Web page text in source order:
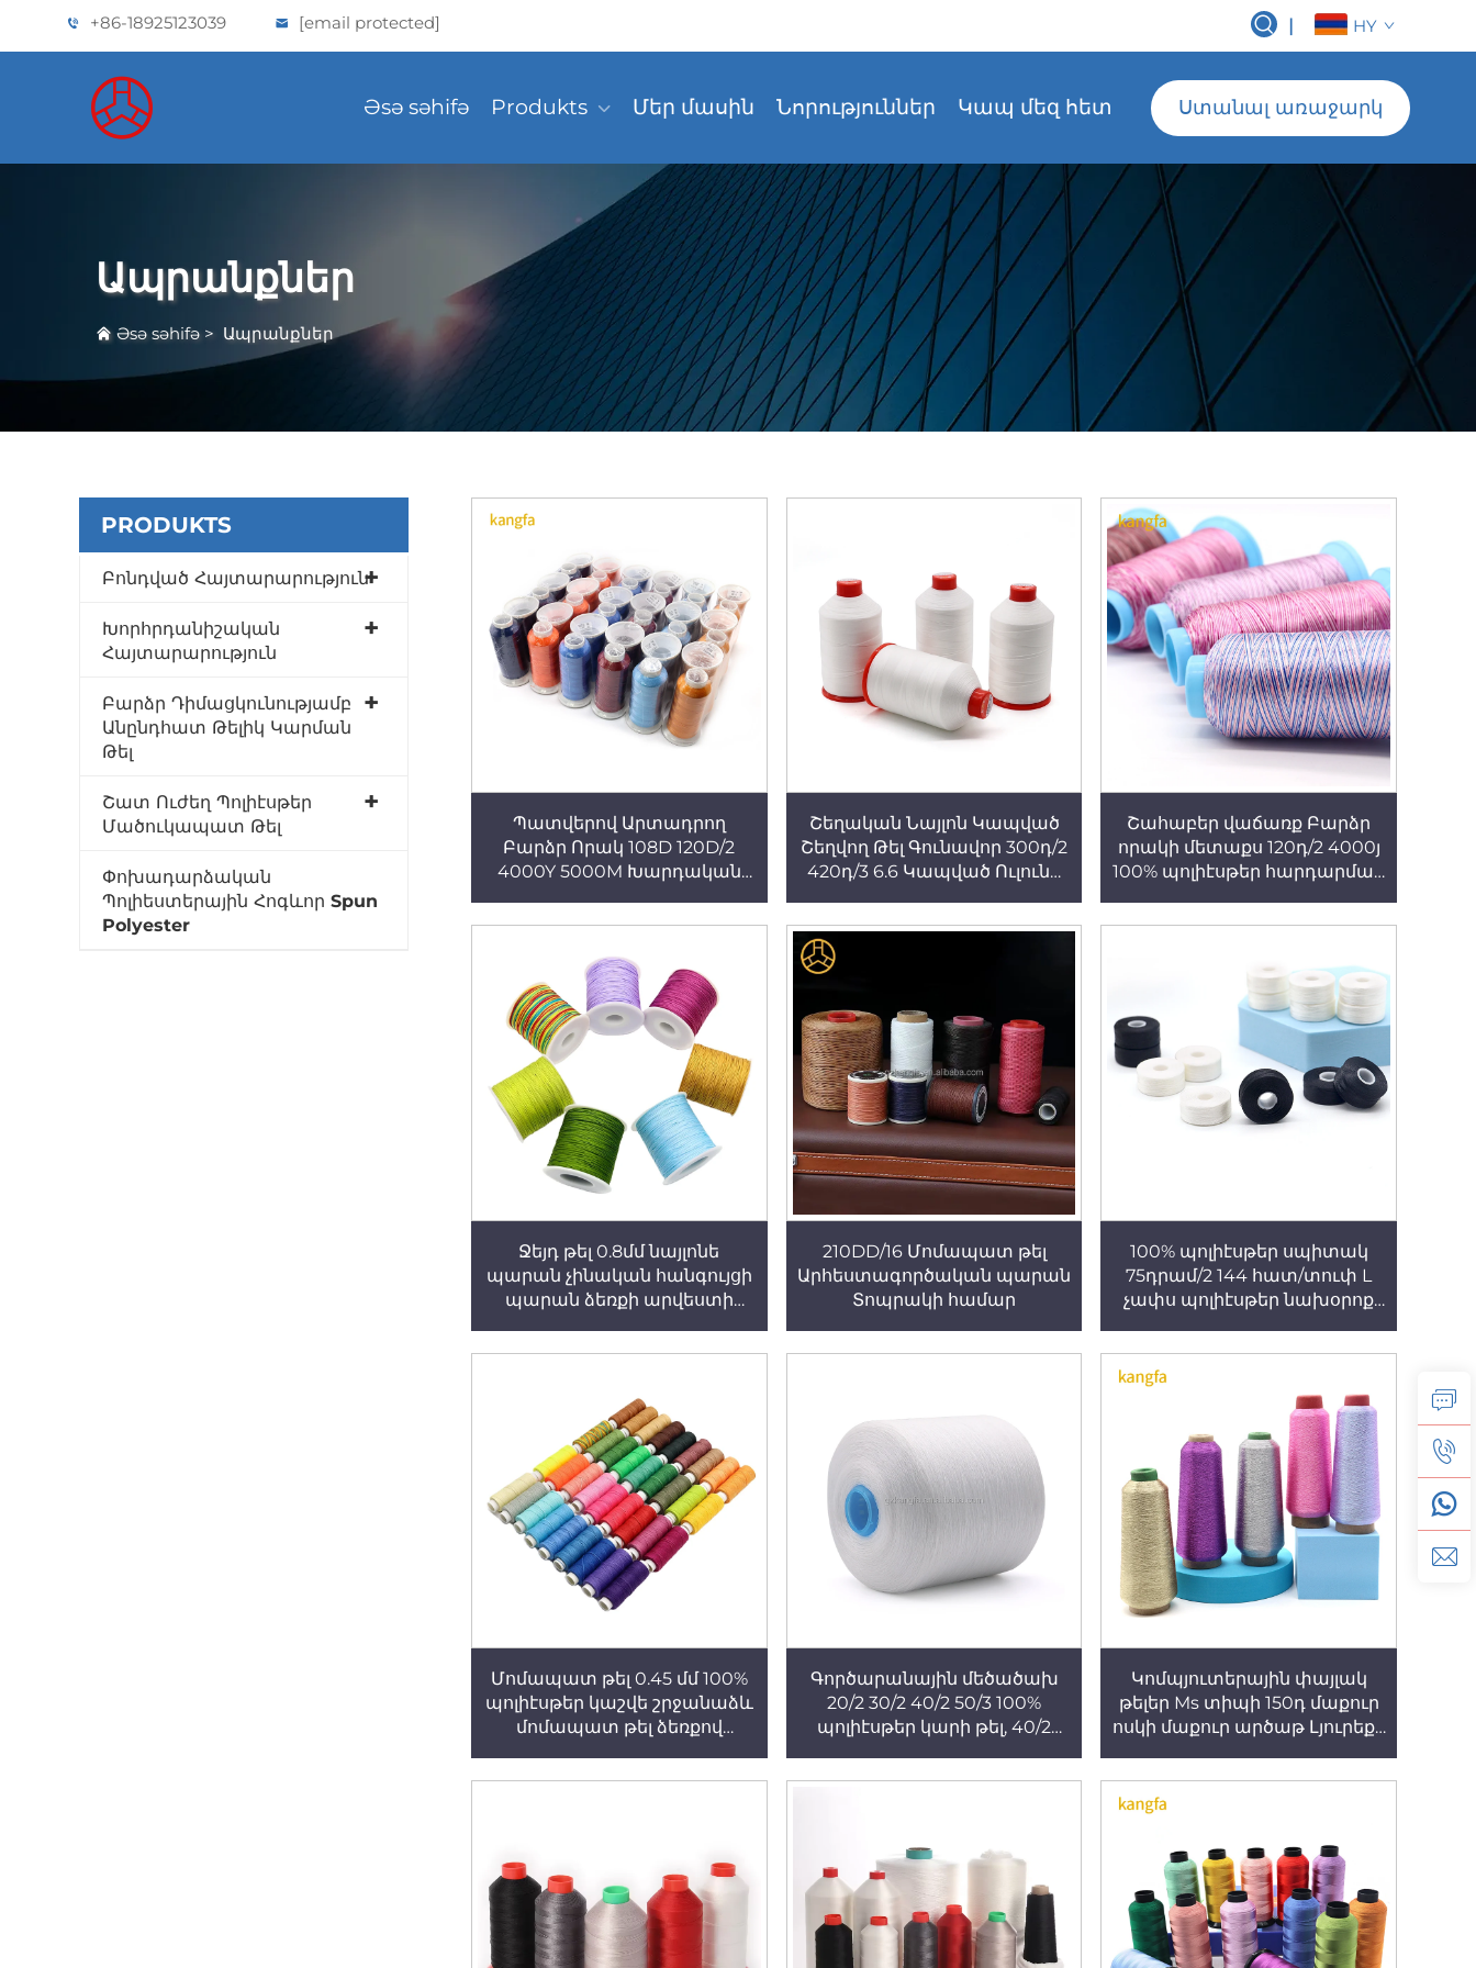
+86-18925123039 [email protected] | HY
Əsə səhifə Produkts Մեր մասին Նորություններ Կապ մեզ հետ Ստանալ առաջարկ
Ապրանքներ
Əsə səhifə > Ապրանքներ
PRODUKTS
Բոնդված Հայտարարություն
Խորհրդանիշական
Հայտարարություն
Բարձր Դիմացկունությամբ
Անընդհատ Թելիկ Կարման
Թել
Շատ Ուժեղ Պոլիէսթեր
Մածուկապատ Թել
Փոխադարձական
Պոլիեստերային Հոգևոր Spun
Polyester
Պատվերով Արտադրող
Բարձր Որակ 108D 120D/2
4000Y 5000M Խարդական
Շեղական Նայլոն Կապված
Շեղվող Թել Գունավոր 300դ/2
420դ/3 6.6 Կապված Ուլունք
Ամբարձիչ
Շահաբեր վաճառք Բարձր
որակի մետաքս 120դ/2 4000յ
100% պոլիէսթեր հարդարման
Ջեյդ թել 0.8մմ նայլոնե
պարան չինական հանգույցի
պարան ձեռքի արվեստի
210DD/16 Մոմապատ թել
Արհեստագործական պարան
Տոպրակի համար
100% պոլիէսթեր սպիտակ
75դրամ/2 144 հատ/տուփ L
չափս պոլիէսթեր նախօրոք
Մոմապատ թել 0.45 մմ 100%
պոլիէսթեր կաշվե շրջանաձև
մոմապատ թել ձեռքով
համար
Գործարանային մեծածախ
20/2 30/2 40/2 50/3 100%
պոլիէսթեր կարի թել, 40/2
Կոմպյուտերային փայլակ
թելեր Ms տիպի 150դ մաքուր
ոսկի մաքուր արծաթ Լյուրեքս